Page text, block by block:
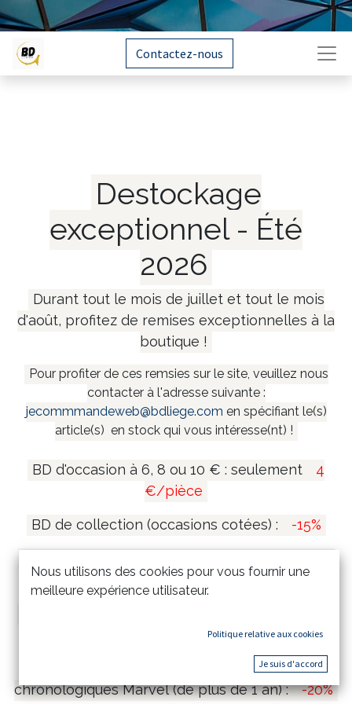
Contactez-nous
Destockage
exceptionnel - Été
2026
Durant tout le mois de juillet et tout le mois
d'août, profitez de remises exceptionnelles à la
boutique !
Pour profiter de ces remsies sur le site, veuillez nous
contacter à l'adresse suivante :
jecommmandeweb@bdliege.com en spécifiant le(s)
article(s) en stock qui vous intéresse(nt) !
BD d'occasion à 6, 8 ou 10 € : seulement
4
€/pièce
BD de collection (occasions cotées) : -15%
:
-20%
-15%
Comics Marvel Omnibus & Intégrales
chronologiques Marvel (de plus de 1 an) : -20%
Nous utilisons des cookies pour vous fournir une
meilleure expérience utilisateur.
Politique relative aux cookies
Je suis d'accord